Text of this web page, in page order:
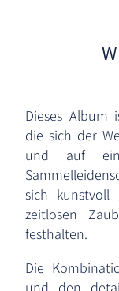
Dieses Album
die sich der
und auf
sich kunstvoll
zeitlosen
festhalten.
Die